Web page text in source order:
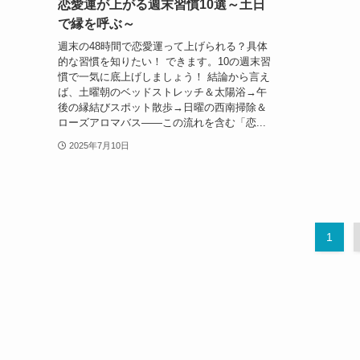
恋愛運が上がる週末習慣10選～土日
で縁を呼ぶ～
週末の48時間で恋愛運って上げられる？具体
的な習慣を知りたい！ できます。10の週末習
慣で一気に底上げしましょう！ 結論から言え
ば、土曜朝のベッドストレッチ＆太陽浴→午
後の縁結びスポット散歩→日曜の西南掃除＆
ローズアロマバス――この流れを含む「恋...
2025年7月10日
1